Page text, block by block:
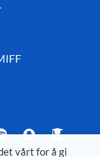
vårt for å gi